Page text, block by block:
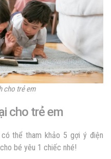
cho trẻ em
cho trẻ em
thể tham khảo 5 gợi ý điện
bé yêu 1 chiếc nhé!